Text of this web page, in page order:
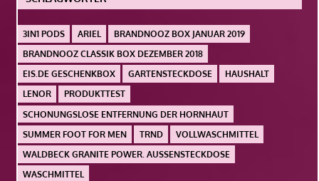
3IN1 PODS ARIEL
BRANDNOOZ BOX JANUAR 2019
BRANDNOOZ CLASSIK BOX DEZEMBER 2018
EIS.DE GESCHENKBOX
GARTENSTECKDOSE
HAUSHALT
LENOR
PRODUKTTEST
SCHONUNGSLOSE ENTFERNUNG DER HORNHAUT
SUMMER FOOT FOR MEN
TRND
VOLLWASCHMITTEL
WALDBECK GRANITE POWER. AUSSENSTECKDOSE
WASCHMITTEL